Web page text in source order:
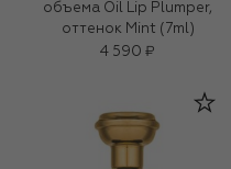
объема Oil Lip Plumper,
оттенок Mint (7ml)
4 590 ₽